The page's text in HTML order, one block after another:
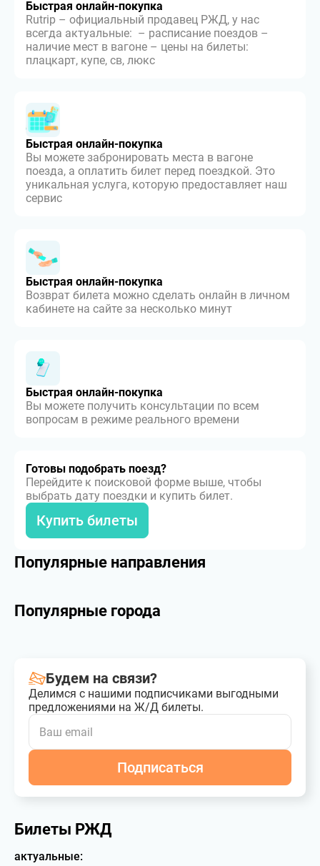
Быстрая онлайн-покупка
Rutrip – официальный продавец РЖД, у нас
всегда актуальные: – расписание поездов –
наличие мест в вагоне – цены на билеты:
плацкарт, купе, св, люкс
Быстрая онлайн-покупка
Вы можете забронировать места в вагоне
поезда, а оплатить билет перед поездкой. Это
уникальная услуга, которую предоставляет наш
сервис
Быстрая онлайн-покупка
Возврат билета можно сделать онлайн в личном
кабинете на сайте за несколько минут
Быстрая онлайн-покупка
Вы можете получить консультации по всем
вопросам в режиме реального времени
Готовы подобрать поезд?
Перейдите к поисковой форме выше, чтобы
выбрать дату поездки и купить билет.
Купить билеты
Популярные направления
Популярные города
Будем на связи?
Делимся с нашими подписчиками выгодными
предложениями на Ж/Д билеты.
Подписаться
Билеты РЖД
актуальные: